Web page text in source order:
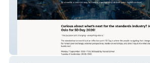
Standards Digital